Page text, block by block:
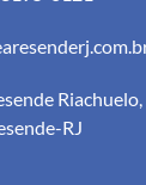
RJ